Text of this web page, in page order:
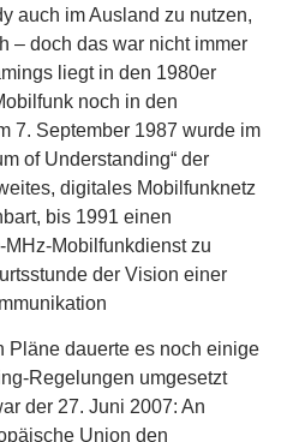
auch im Ausland zu nutzen,
– doch das war nicht immer
liegt in den 1980er
noch in den
7. September 1987 wurde im
of Understanding“ der
digitales Mobilfunknetz
bis 1991 einen
Mobilfunkdienst zu
der Vision einer
Pläne dauerte es noch einige
Regelungen umgesetzt
der 27. Juni 2007: An
Union den